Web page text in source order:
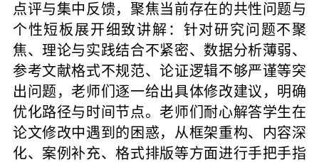
点评与集中反馈，聚焦当前存在的共性问题与
个性短板展开细致讲解：针对研究问题不聚
焦、理论与实践结合不紧密、数据分析薄弱、
参考文献格式不规范、论证逻辑不够严谨等突
出问题，老师们逐一给出具体修改建议，明确
优化路径与时间节点。老师们耐心解答学生在
论文修改中遇到的困惑，从框架重构、内容深
化、案例补充、格式排版等方面进行手把手指